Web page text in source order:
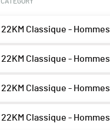
22KM Classique - Hommes
22KM Classique - Hommes
22KM Classique - Hommes
22KM Classique - Hommes